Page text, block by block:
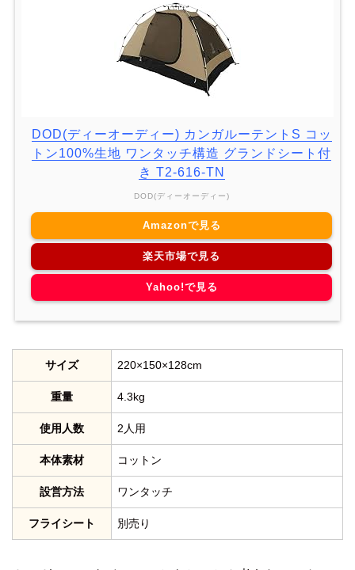
DOD(ディーオーディー) カンガルーテントS コッ
トン100%生地 ワンタッチ構造 グランドシート付
き T2-616-TN
DOD(ディーオーディー)
Amazonで見る
楽天市場で見る
Yahoo!で見る
サイズ 220×150×128cm
重量 4.3kg
使用人数 2人用
本体素材 コットン
設営方法 ワンタッチ
フライシート 別売り